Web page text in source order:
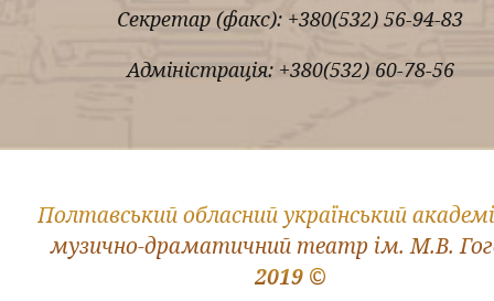
Секретар (факс): +380(532) 56-94-83
Адміністрація: +380(532) 60-78-56
2019 ©
Полтавський обласний український
музично-драматичний театр ім. М.В.